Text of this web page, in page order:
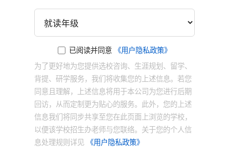
已阅读并同意
《用户隐私政策》
为了更好地为您提供选校咨询、生涯规划、留学、
背提、研学服务，我们将收集您的上述信息。若您
同意且理解，上述信息将用于本公司为您进行后期
回访，从而定制更为贴心的服务。此外，您的上述
信息我们将同步共享至您在此页面上浏览的学校，
以便该学校招生办老师与您联络。关于您的个人信
息处理规则详见
《用户隐私政策》